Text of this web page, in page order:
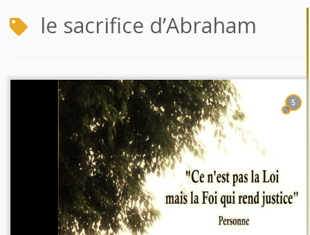
le sacrifice d’Abraham
5